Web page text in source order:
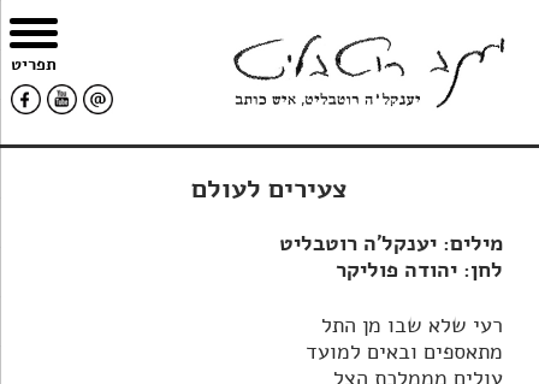
הצהרת
עבור
צעירים לעולם
מילים: יענקל'ה רוטבליט
לחן: יהודה פוליקר
רעי שלא שבו מן התל
מתאספים ובאים למועד
עולים מממלכת הצל
תפריט